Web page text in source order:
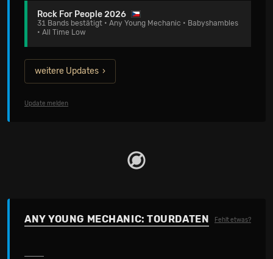
Rock For People 2026
31 Bands bestätigt • Any Young Mechanic • Babyshambles
• All Time Low
weitere Updates
Update melden
ANY YOUNG MECHANIC: TOURDATEN Fehlt etwas?